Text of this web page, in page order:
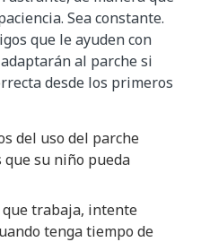
Sea constante.
que le ayuden con
al parche si
desde los primeros
del uso del parche
su niño pueda
que trabaja, intente
tenga tiempo de